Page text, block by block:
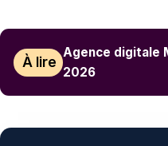
À lire
Agence digitale
2026